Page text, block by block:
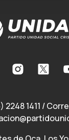
2248 1411 /